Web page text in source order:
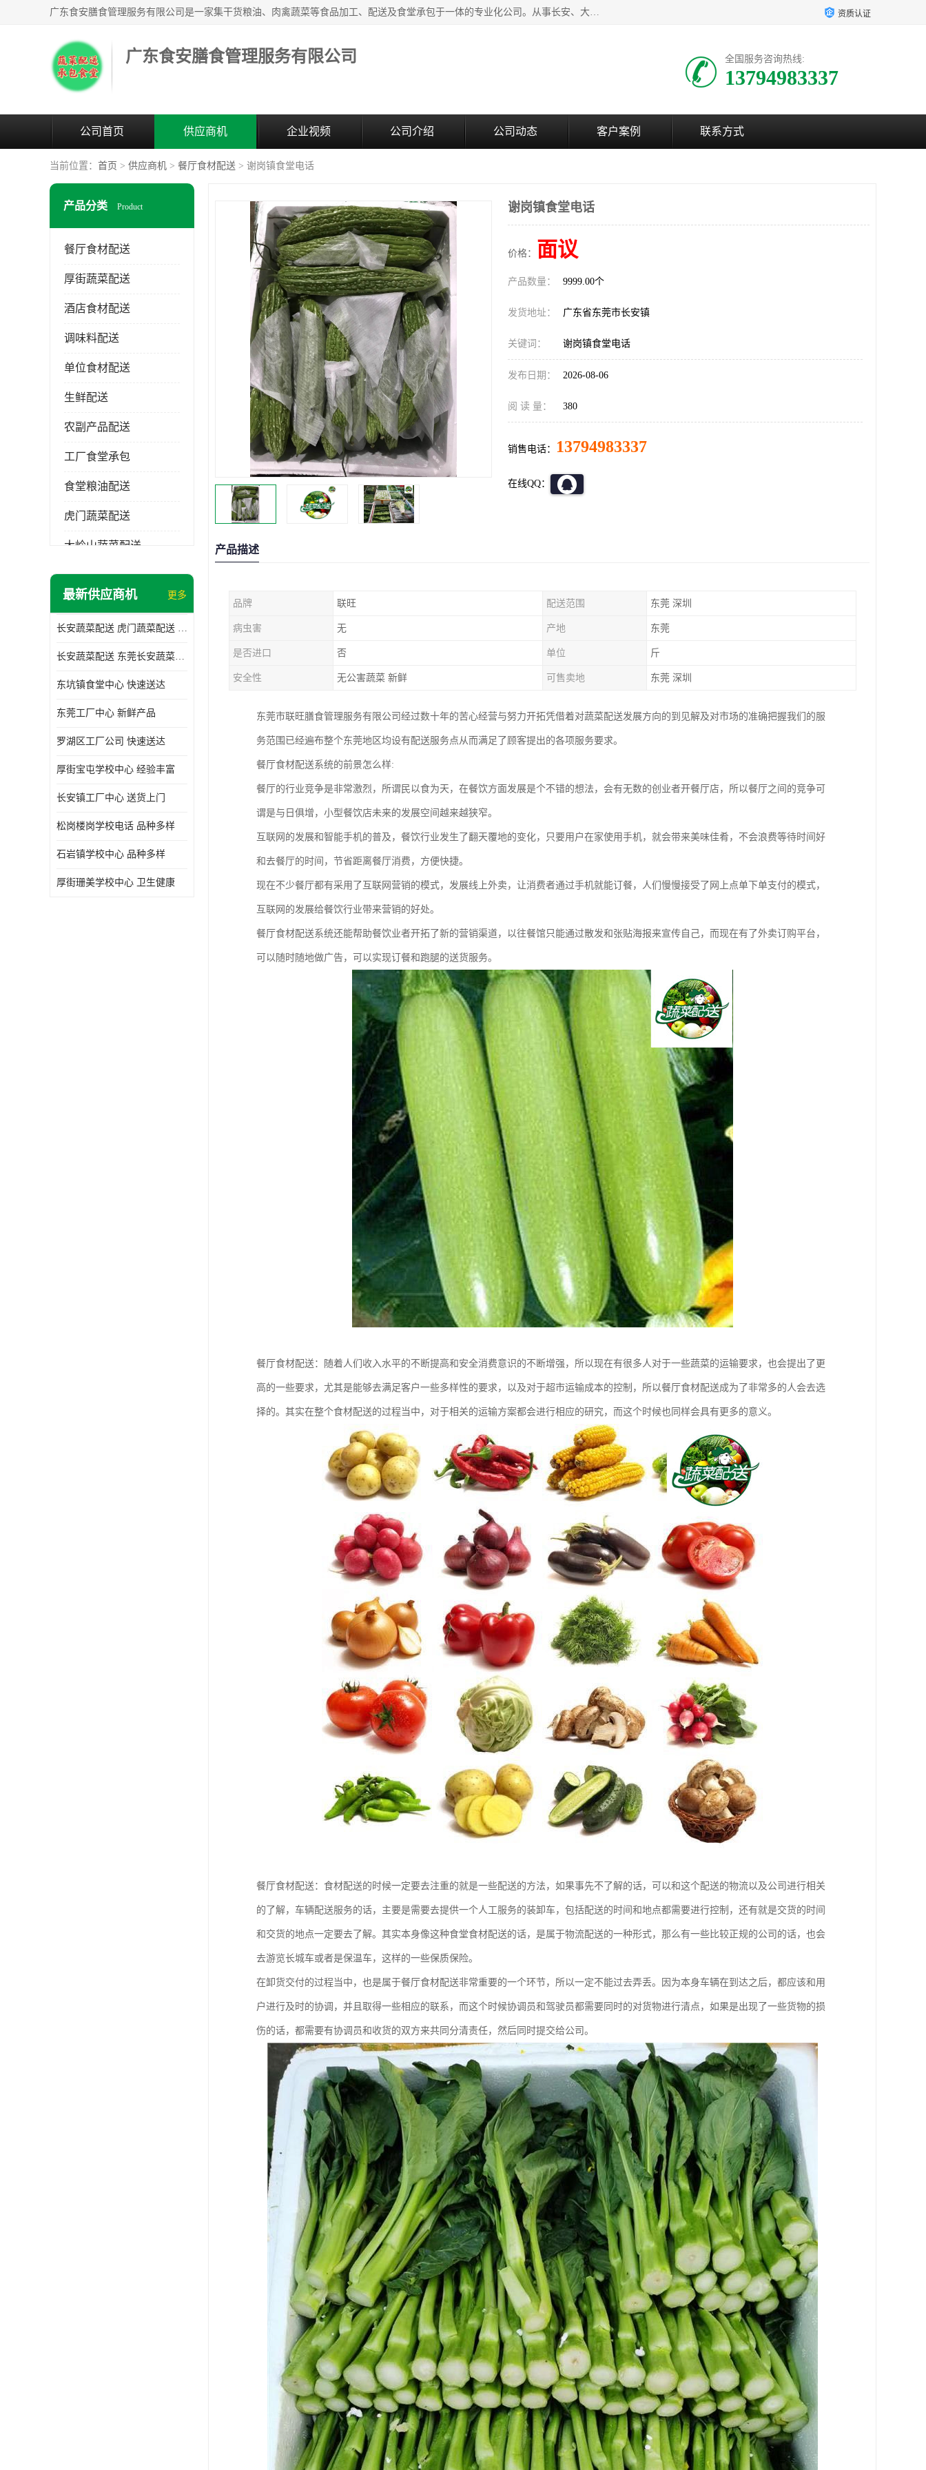
广东食安膳食管理服务有限公司是一家集干货粮油、肉禽蔬菜等食品加工、配送及食堂承包于一体的专业化公司。从事长安、大朗、大岭山、厚街、虎门等地区的蔬菜配送服务。 专业的服务队伍，以及完善的服务机制，经过多年的努力拼搏，赢得了广大客户的信赖和支持。 资质认证
广东食安膳食管理服务有限公司 全国服务咨询热线:
13794983337
公司首页 供应商机 企业视频 公司介绍 公司动态 客户案例 联系方式
当前位置： 首页 > 供应商机 > 餐厅食材配送 > 谢岗镇食堂电话
产品分类 Product
餐厅食材配送
厚街蔬菜配送
酒店食材配送
调味料配送
单位食材配送
生鲜配送
农副产品配送
工厂食堂承包
食堂粮油配送
虎门蔬菜配送
大岭山蔬菜配送
长安蔬菜配送
最新供应商机 更多
长安蔬菜配送 虎门蔬菜配送 厚街蔬菜配送 大朗蔬菜配送
长安蔬菜配送 东莞长安蔬菜配送哪家好
东坑镇食堂中心 快速送达
东莞工厂中心 新鲜产品
罗湖区工厂公司 快速送达
厚街宝屯学校中心 经验丰富
长安镇工厂中心 送货上门
松岗楼岗学校电话 品种多样
石岩镇学校中心 品种多样
厚街珊美学校中心 卫生健康
谢岗镇食堂电话
价格： 面议
产品数量： 9999.00个
发货地址： 广东省东莞市长安镇
关键词： 谢岗镇食堂电话
发布日期： 2026-08-06
阅 读 量： 380
销售电话： 13794983337
在线QQ：
产品描述
品牌 联旺 配送范围 东莞 深圳
病虫害 无 产地 东莞
是否进口 否 单位 斤
安全性 无公害蔬菜 新鲜 可售卖地 东莞 深圳
东莞市联旺膳食管理服务有限公司经过数十年的苦心经营与努力开拓凭借着对蔬菜配送发展方向的到见解及对市场的准确把握我们的服
务范围已经遍布整个东莞地区均设有配送服务点从而满足了顾客提出的各项服务要求。
餐厅食材配送系统的前景怎么样:
餐厅的行业竞争是非常激烈，所谓民以食为天，在餐饮方面发展是个不错的想法，会有无数的创业者开餐厅店，所以餐厅之间的竞争可
谓是与日俱增，小型餐饮店未来的发展空间越来越狭窄。
互联网的发展和智能手机的普及，餐饮行业发生了翻天覆地的变化，只要用户在家使用手机，就会带来美味佳肴，不会浪费等待时间好
和去餐厅的时间，节省距离餐厅消费，方便快捷。
现在不少餐厅都有采用了互联网营销的模式，发展线上外卖，让消费者通过手机就能订餐，人们慢慢接受了网上点单下单支付的模式，
互联网的发展给餐饮行业带来营销的好处。
餐厅食材配送系统还能帮助餐饮业者开拓了新的营销渠道，以往餐馆只能通过散发和张贴海报来宣传自己，而现在有了外卖订购平台，
可以随时随地做广告，可以实现订餐和跑腿的送货服务。
餐厅食材配送：随着人们收入水平的不断提高和安全消费意识的不断增强，所以现在有很多人对于一些蔬菜的运输要求，也会提出了更
高的一些要求，尤其是能够去满足客户一些多样性的要求，以及对于超市运输成本的控制，所以餐厅食材配送成为了非常多的人会去选
择的。其实在整个食材配送的过程当中，对于相关的运输方案都会进行相应的研究，而这个时候也同样会具有更多的意义。
餐厅食材配送：食材配送的时候一定要去注重的就是一些配送的方法，如果事先不了解的话，可以和这个配送的物流以及公司进行相关
的了解，车辆配送服务的话，主要是需要去提供一个人工服务的装卸车，包括配送的时间和地点都需要进行控制，还有就是交货的时间
和交货的地点一定要去了解。其实本身像这种食堂食材配送的话，是属于物流配送的一种形式，那么有一些比较正规的公司的话，也会
去游览长城车或者是保温车，这样的一些保质保险。
在卸货交付的过程当中，也是属于餐厅食材配送非常重要的一个环节，所以一定不能过去弄丢。因为本身车辆在到达之后，都应该和用
户进行及时的协调，并且取得一些相应的联系，而这个时候协调员和驾驶员都需要同时的对货物进行清点，如果是出现了一些货物的损
伤的话，都需要有协调员和收货的双方来共同分清责任，然后同时提交给公司。